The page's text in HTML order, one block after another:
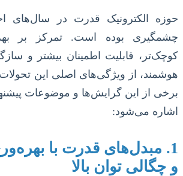
حوزه الکترونیک قدرت در سال‌های
چشمگیری بوده است. تمرکز بر
کوچک‌تر، قابلیت اطمینان بیشتر و
هوشمند، از ویژگی‌های اصلی این
برخی از این گرایش‌ها و موضوعات
اشاره می‌شود:
1. مبدل‌های قدرت با
و چگالی توان بالا